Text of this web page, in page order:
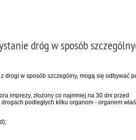
dróg w sposób
drogi w sposób szczególny, mogą się odbywać
imprezy, złożony co najmniej na 30 dni przed
podległych kilku organom - organem